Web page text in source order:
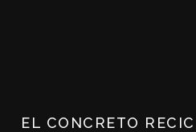
EL CONCRETO